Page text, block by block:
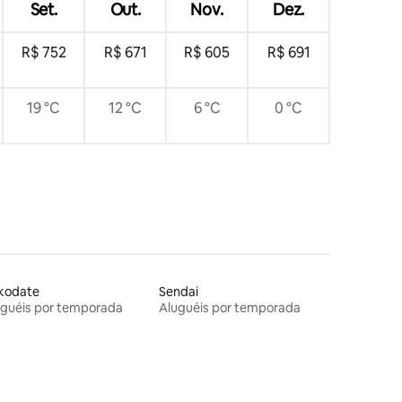
Set. Out. Nov. Dez.
R$ 752 R$ 671 R$ 605 R$ 691
19 °C 12 °C 6 °C 0 °C
por temporada
Sendai
Aluguéis por temporada